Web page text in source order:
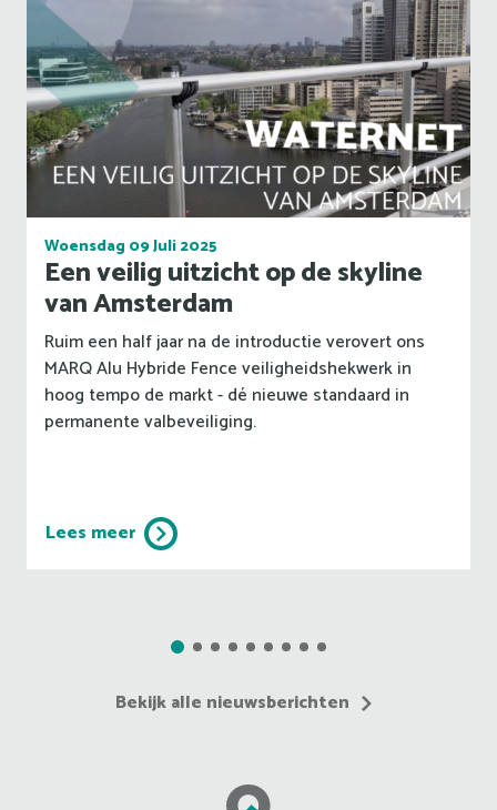
Woensdag 09 Juli 2025
Een veilig uitzicht op de skyline
van Amsterdam
Ruim een half jaar na de introductie verovert ons
MARQ Alu Hybride Fence veiligheidshekwerk in
hoog tempo de markt - dé nieuwe standaard in
permanente valbeveiliging.
Lees meer
Bekijk alle nieuwsberichten